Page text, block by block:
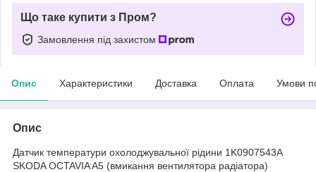
Що таке купити з Пром?
Замовлення під захистом
Опис Характеристики Доставка Оплата Умови
Опис
Датчик температури охолоджувальної рідини 1K0907543A
SKODA OCTAVIA A5 (вмикання вентилятора радіатора)